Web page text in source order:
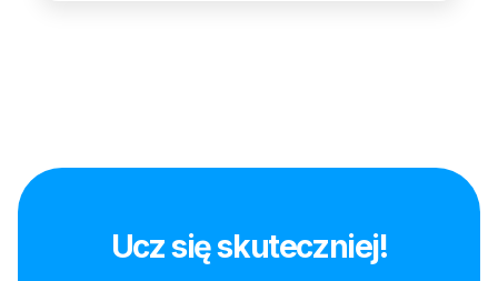
Ucz się skuteczniej!